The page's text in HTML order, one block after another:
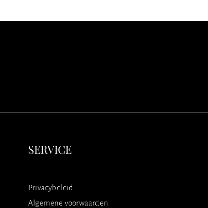
SERVICE
Privacybeleid
Algemene voorwaarden